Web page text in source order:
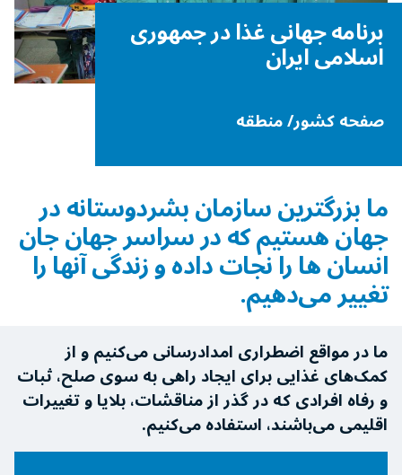
برنامه جهانی غذا در جمهوری
اسلامی ایران
صفحه کشور/ منطقه
ما بزرگترین سازمان بشردوستانه در
جهان هستیم که در سراسر جهان جان
انسان ها را نجات ‌داده و زندگی آنها را
تغییر می‌دهیم.
ما در مواقع اضطراری امدادرسانی می‌کنیم و از
کمک‌های غذایی برای ایجاد راهی به سوی صلح، ثبات
و رفاه افرادی که در گذر از مناقشات، بلایا و تغییرات
اقلیمی می‌باشند، استفاده می‌کنیم.